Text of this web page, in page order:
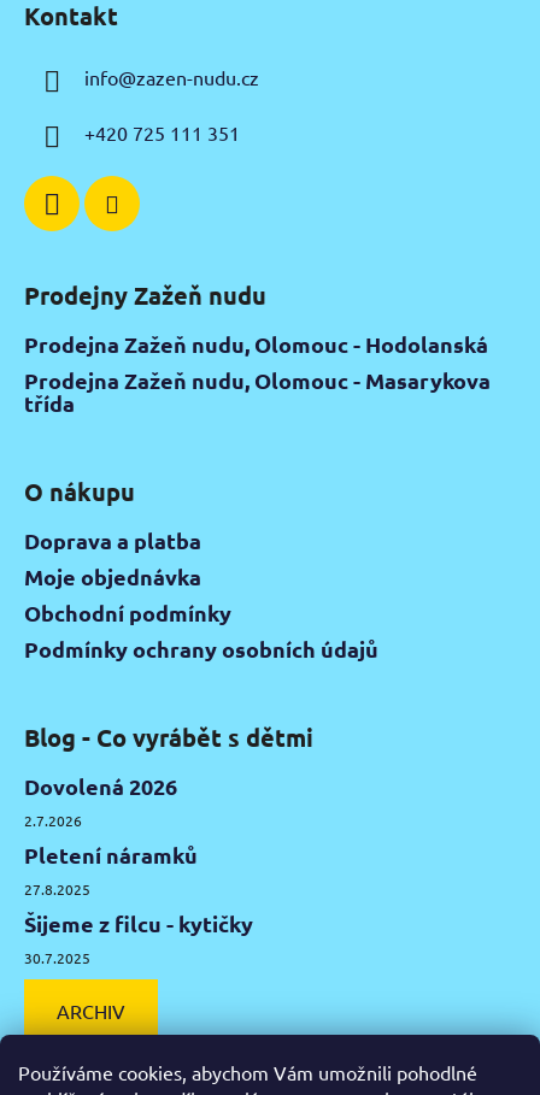
Používáme cookies, abychom Vám umožnili pohodlné
Kontakt
info@zazen-nudu.cz
+420 725 111 351
Prodejny Zažeň nudu
Prodejna Zažeň nudu, Olomouc - Hodolanská
Prodejna Zažeň nudu, Olomouc - Masarykova
třída
O nákupu
Doprava a platba
Moje objednávka
Obchodní podmínky
Podmínky ochrany osobních údajů
Blog - Co vyrábět s dětmi
Dovolená 2026
2.7.2026
Pletení náramků
27.8.2025
Šijeme z filcu - kytičky
30.7.2025
ARCHIV